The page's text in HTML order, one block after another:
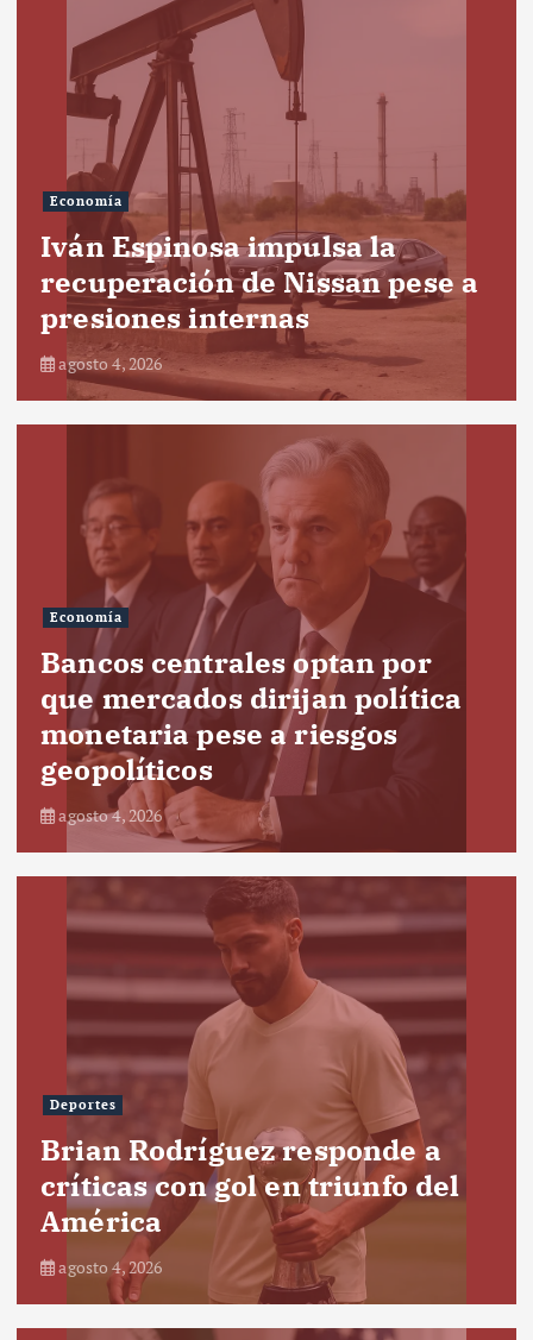
Economía
Iván Espinosa impulsa la
recuperación de Nissan pese a
presiones internas
agosto 4, 2026
Economía
Bancos centrales optan por
que mercados dirijan política
monetaria pese a riesgos
geopolíticos
agosto 4, 2026
Deportes
Brian Rodríguez responde a
críticas con gol en triunfo del
América
agosto 4, 2026